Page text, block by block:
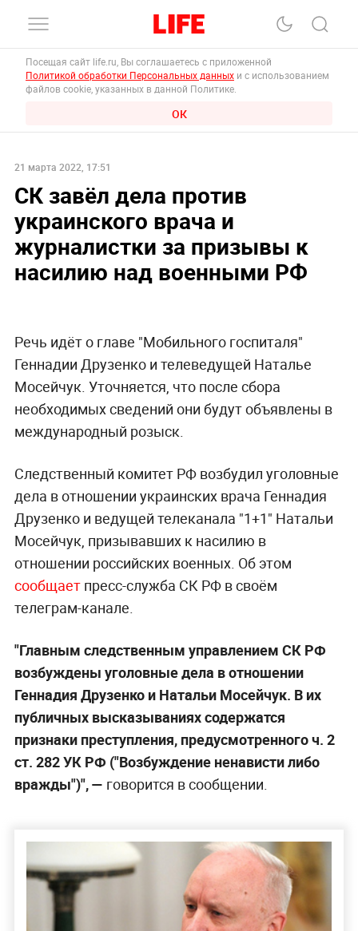
Посещая сайт life.ru, Вы соглашаетесь с приложенной
Политикой обработки Персональных данных и с использованием
файлов cookie, указанных в данной Политике.
ОК
21 марта 2022, 17:51
СК завёл дела против
украинского врача и
журналистки за призывы к
насилию над военными РФ
Речь идёт о главе "Мобильного госпиталя"
Геннадии Друзенко и телеведущей Наталье
Мосейчук. Уточняется, что после сбора
необходимых сведений они будут объявлены в
международный розыск.
Следственный комитет РФ возбудил уголовные
дела в отношении украинских врача Геннадия
Друзенко и ведущей телеканала "1+1" Натальи
Мосейчук, призывавших к насилию в
отношении российских военных. Об этом
сообщаетпресс-служба СК РФ в своём
телеграм-канале.
"Главным следственным управлением СК РФ
возбуждены уголовные дела в отношении
Геннадия Друзенко и Натальи Мосейчук. В их
публичных высказываниях содержатся
признаки преступления, предусмотренного ч. 2
ст. 282 УК РФ ("Возбуждение ненависти либо
вражды")", — говорится в сообщении.